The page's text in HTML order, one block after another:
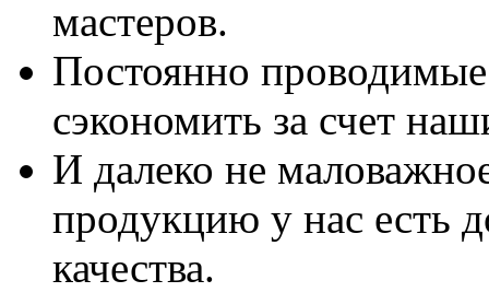
мастеров.
Постоянно
сэкономить за счет
И далеко не
продукцию у нас есть
качества.